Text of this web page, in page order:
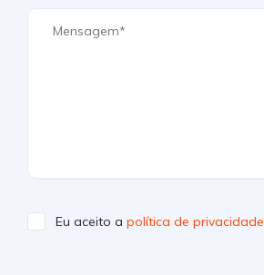
Eu aceito a política de privacidade